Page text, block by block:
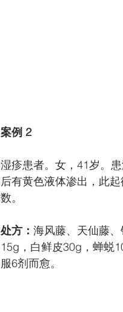
案例 2
湿疹患者。女，41岁。
后有黄色液体渗出，此
数。
处方： 海风藤、天仙藤
15g，白鲜皮30g，蝉蜕
服6剂而愈。